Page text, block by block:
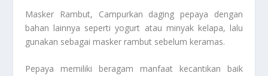
Masker Rambut, Campurkan daging pepaya dengan
bahan lainnya seperti yogurt atau minyak kelapa, lalu
gunakan sebagai masker rambut sebelum keramas.
Pepaya memiliki beragam manfaat kecantikan baik